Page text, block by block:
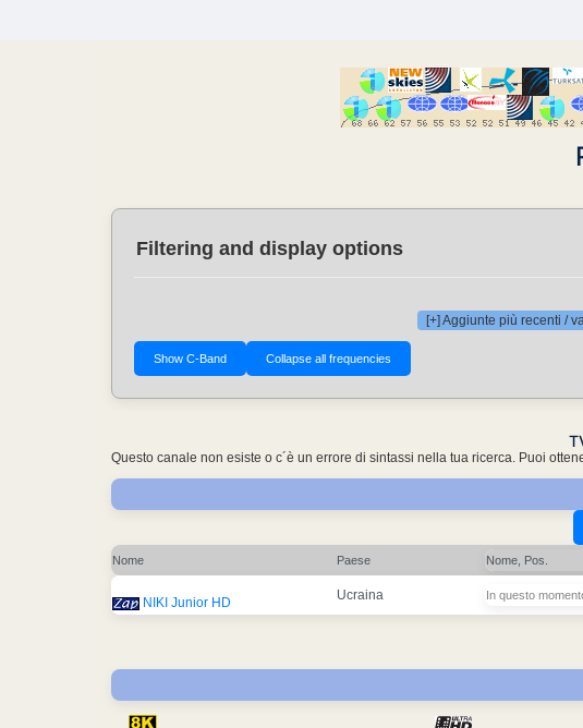
Filtering and display options
[+] Aggiunte più recenti /
Questo canale non esiste o c´è un errore di sintassi nella tua ricerca. Puoi
Nome Paese Nome, Pos.
NIKI Junior HD Ucraina In questo